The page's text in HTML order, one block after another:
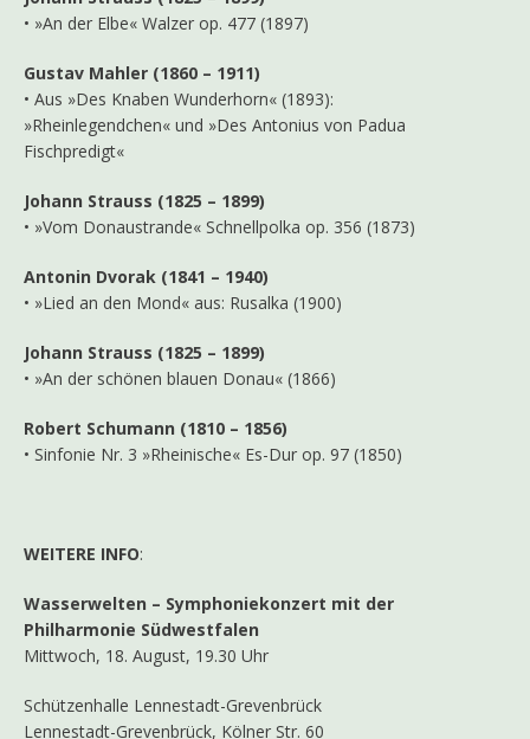
• »An der Elbe« Walzer op. 477 (1897)
Gustav Mahler (1860 – 1911)
• Aus »Des Knaben Wunderhorn« (1893):
»Rheinlegendchen« und »Des Antonius von Padua
Fischpredigt«
Johann Strauss (1825 – 1899)
• »Vom Donaustrande« Schnellpolka op. 356 (1873)
Antonin Dvorak (1841 – 1940)
• »Lied an den Mond« aus: Rusalka (1900)
Johann Strauss (1825 – 1899)
• »An der schönen blauen Donau« (1866)
Robert Schumann (1810 – 1856)
• Sinfonie Nr. 3 »Rheinische« Es-Dur op. 97 (1850)
WEITERE INFO:
Wasserwelten – Symphoniekonzert mit der
Philharmonie Südwestfalen
Mittwoch, 18. August, 19.30 Uhr
Schützenhalle Lennestadt-Grevenbrück
Lennestadt-Grevenbrück, Kölner Str. 60